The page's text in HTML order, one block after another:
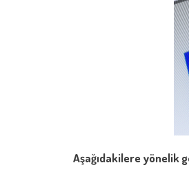
Aşağıdakilere yönelik